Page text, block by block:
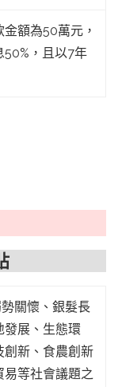
金額為50萬元，
50%，且以7年
關懷、銀髮長
發展、生態環
創新、食農創新
易等社會議題之